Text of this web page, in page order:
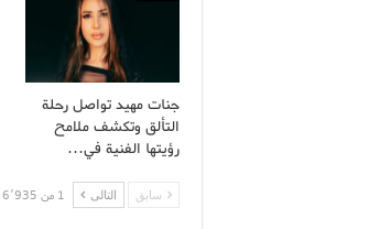
جنات مهيد تواصل رحلة
التألق وتكشف ملامح
رؤيتها الفنية في…
سابق التالى 1 من 6٬935